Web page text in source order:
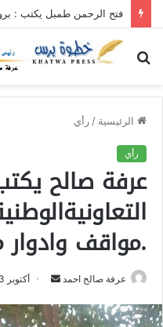
فتح الرحمن طمبل يكتب :
الرئيسية / رأي
رأي
عرفة صالح
.مواقف
عرفة صالح احمد
س
أكتوبر 3, 2024